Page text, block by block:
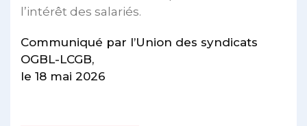
l’intérêt des salariés.
Communiqué par l’Union des syndicats
OGBL-LCGB,
le 18 mai 2026